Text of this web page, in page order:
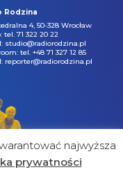
Rodzina
4, 50-328 Wrocław
tel. 71 322 20 22
studio@radiorodzina.pl
tel. +48 71 327 12 85
reporter@radiorodzina.pl
najwyższa
prywatności